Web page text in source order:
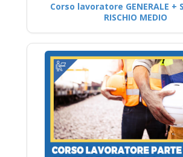
Corso lavoratore GENERALE +
RISCHIO MEDIO